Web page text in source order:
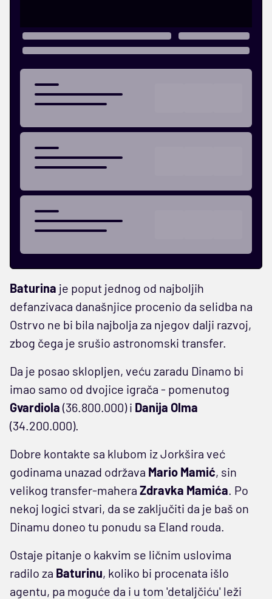
Baturina je poput jednog od najboljih
defanzivaca današnjice procenio da selidba na
Ostrvo ne bi bila najbolja za njegov dalji razvoj,
zbog čega je srušio astronomski transfer.
Da je posao sklopljen, veću zaradu Dinamo bi
imao samo od dvojice igrača - pomenutog
Gvardiola (36.800.000) i Danija Olma
(34.200.000).
Dobre kontakte sa klubom iz Jorkšira već
godinama unazad održava Mario Mamić, sin
velikog transfer-mahera Zdravka Mamića. Po
nekoj logici stvari, da se zaključiti da je baš on
Dinamu doneo tu ponudu sa Eland rouda.
Ostaje pitanje o kakvim se ličnim uslovima
radilo za Baturinu, koliko bi procenata išlo
agentu, pa moguće da i u tom 'detaljčiću' leži